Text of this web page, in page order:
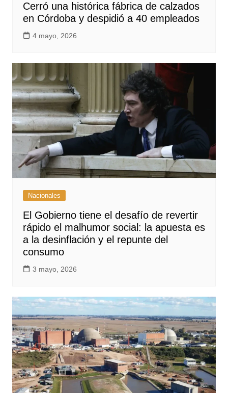
Cerró una histórica fábrica de calzados
en Córdoba y despidió a 40 empleados
4 mayo, 2026
Nacionales
El Gobierno tiene el desafío de revertir
rápido el malhumor social: la apuesta es
a la desinflación y el repunte del
consumo
3 mayo, 2026